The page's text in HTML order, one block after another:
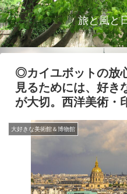
旅と風と
◎カイユボットの放
見るためには、好き
が大切。西洋美術・
大好きな美術館＆博物館